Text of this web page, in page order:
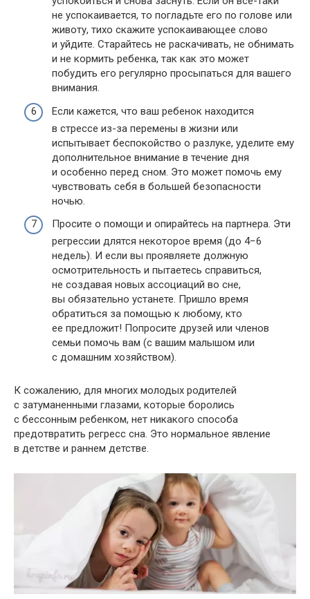
не успокаивается, то погладьте его по голове или
животу, тихо скажите успокаивающее слово
и уйдите. Старайтесь не раскачивать, не обнимать
и не кормить ребенка, так как это может
побудить его регулярно просыпаться для вашего
внимания.
Если кажется, что ваш ребенок находится
в стрессе из-за перемены в жизни или
испытывает беспокойство о разлуке, уделите ему
дополнительное внимание в течение дня
и особенно перед сном. Это может помочь ему
чувствовать себя в большей безопасности
ночью.
Просите о помощи и опирайтесь на партнера. Эти
регрессии длятся некоторое время (до 4−6
недель). И если вы проявляете должную
осмотрительность и пытаетесь справиться,
не создавая новых ассоциаций во сне,
вы обязательно устанете. Пришло время
обратиться за помощью к любому, кто
ее предложит! Попросите друзей или членов
семьи помочь вам (с вашим малышом или
с домашним хозяйством).
К сожалению, для многих молодых родителей
с затуманенными глазами, которые боролись
с бессонным ребенком, нет никакого способа
предотвратить регресс сна. Это нормальное явление
в детстве и раннем детстве.